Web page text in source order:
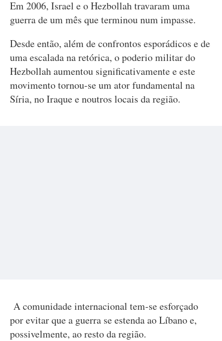
Em 2006, Israel e o Hezbollah travaram uma
guerra de um mês que terminou num impasse.
Desde então, além de confrontos esporádicos e de
uma escalada na retórica, o poderio militar do
Hezbollah aumentou significativamente e este
movimento tornou-se um ator fundamental na
Síria, no Iraque e noutros locais da região.
A comunidade internacional tem-se esforçado
por evitar que a guerra se estenda ao Líbano e,
possivelmente, ao resto da região.